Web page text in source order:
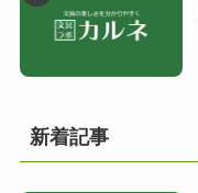
新着記事